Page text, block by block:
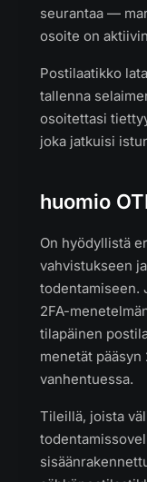
seurantaa —
osoite on
Postilaatikko
tallenna
osoitettasi
joka jatkuisi
huomio
On hyödyllistä
vahvistukseen
todentamiseen.
2FA-
tilapäinen
menetät
vanhentuessa.
Tileillä, joista